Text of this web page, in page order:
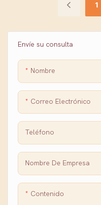
Envíe su consulta
Nombre
Correo Electrónico
Teléfono
Nombre De Empresa
Contenido
1